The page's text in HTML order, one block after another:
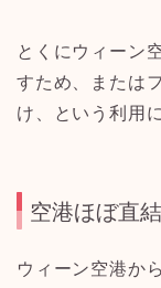
とくにウィーン
すため、または
け、という利用
空港ほぼ直
ウィーン空港か